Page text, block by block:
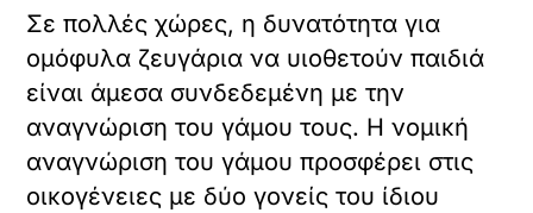
Σε πολλές χώρες, η δυνατότητα για
ομόφυλα ζευγάρια να υιοθετούν παιδιά
είναι άμεσα συνδεδεμένη με την
αναγνώριση του γάμου τους. Η νομική
αναγνώριση του γάμου προσφέρει στις
οικογένειες με δύο γονείς του ίδιου